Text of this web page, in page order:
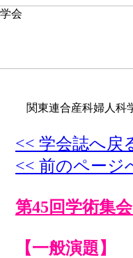
関東連合産科婦人科
<< 学会誌へ戻
<< 前のページ
第45回学術集会
【一般演題】